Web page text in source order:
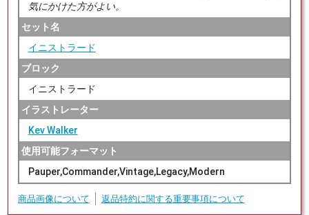
気にかけた方がよい。
セット名
イニストラード
ブロック
イニストラード
イラストレーター
Kev Walker
使用可能フォーマット
Pauper,Commander,Vintage,Legacy,Modern
商品画像について 返品特約に関する重要事項について